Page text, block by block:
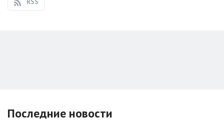
RSS
Последние новости